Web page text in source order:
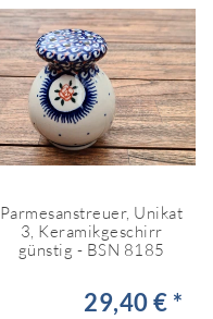
Parmesanstreuer, Unikat
3, Keramikgeschirr
günstig - BSN 8185
29,40 € *